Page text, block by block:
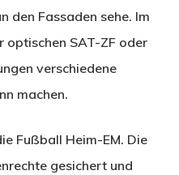
den Fassaden sehe. Im
optischen SAT-ZF oder
verschiedene
machen.
Fußball Heim-EM. Die
gesichert und